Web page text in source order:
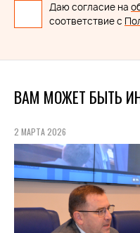
Даю согласие на
соответствие с
ВАМ МОЖЕТ БЫТЬ
2 МАРТА 2026